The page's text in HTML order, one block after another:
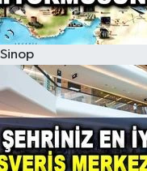
Sinop